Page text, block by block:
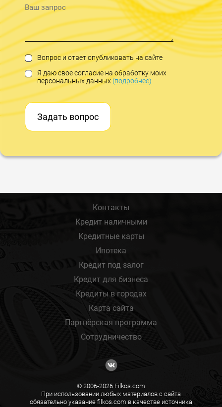
Вопрос и ответ опубликовать на сайте
Я даю свое согласие на обработку моих
персональных данных(подробнее)
Задать вопрос
Контакты
Кредит наличными
Кредитные карты
Ипотека
Кредит под залог
Кредит для бизнеса
Кредиты в городах
Карта сайта
Партнёрская программа
Сотрудничество
© 2006-2026 Filkos.com
При использовании любых материалов с сайта
обязательно указание filkos.com в качестве источника